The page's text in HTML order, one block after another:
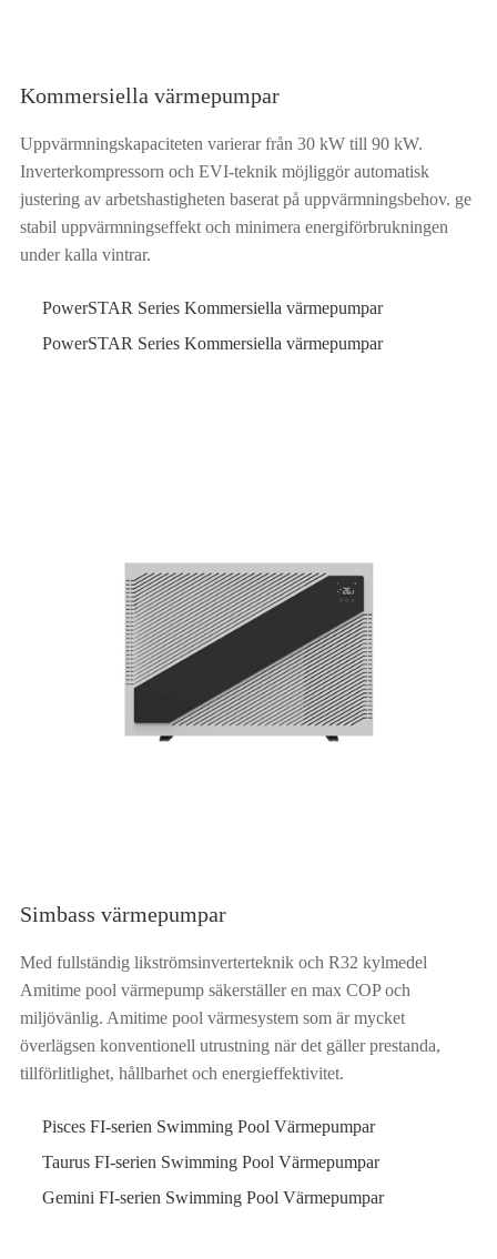
Kommersiella värmepumpar
Uppvärmningskapaciteten varierar från 30 kW till 90 kW.
Inverterkompressorn och EVI-teknik möjliggör automatisk
justering av arbetshastigheten baserat på uppvärmningsbehov. ge
stabil uppvärmningseffekt och minimera energiförbrukningen
under kalla vintrar.
PowerSTAR Series Kommersiella värmepumpar
PowerSTAR Series Kommersiella värmepumpar
Simbass värmepumpar
Med fullständig likströmsinverterteknik och R32 kylmedel
Amitime pool värmepump säkerställer en max COP och
miljövänlig. Amitime pool värmesystem som är mycket
överlägsen konventionell utrustning när det gäller prestanda,
tillförlitlighet, hållbarhet och energieffektivitet.
Pisces FI-serien Swimming Pool Värmepumpar
Taurus FI-serien Swimming Pool Värmepumpar
Gemini FI-serien Swimming Pool Värmepumpar